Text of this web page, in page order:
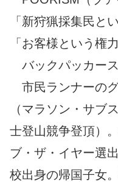
「新狩猟採集民と
「お客様という権力
バックパッカース
市民ランナーの
（マラソン・サブ
士登山競争登頂）
ブ・ザ・イヤー選
校出身の帰国子女